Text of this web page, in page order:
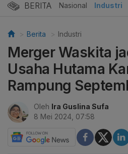
BERITA Nasional Industri
Berita Industri
Merger Waskita
Usaha Hutama
Rampung
Oleh Ira Guslina Sufa
8 Mei 2024, 07:58